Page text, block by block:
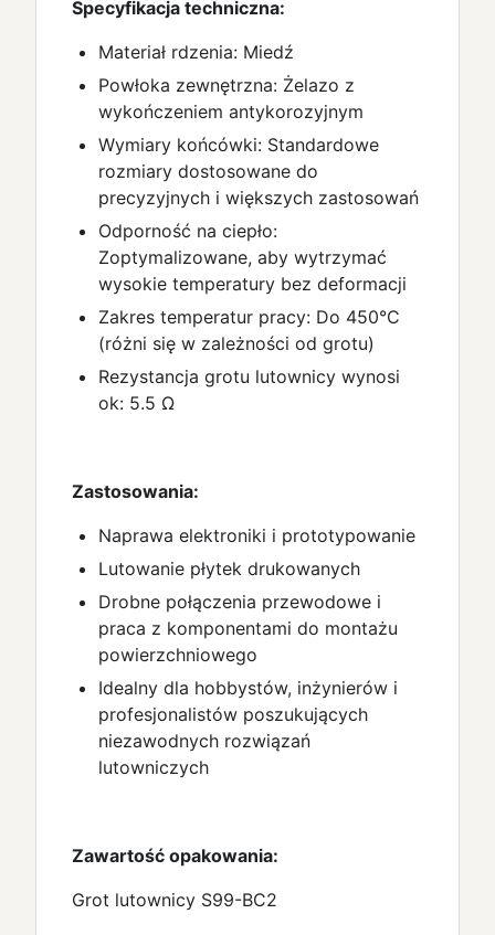
Specyfikacja techniczna:
Materiał rdzenia: Miedź
Powłoka zewnętrzna: Żelazo z
wykończeniem antykorozyjnym
Wymiary końcówki: Standardowe
rozmiary dostosowane do
precyzyjnych i większych zastosowań
Odporność na ciepło:
Zoptymalizowane, aby wytrzymać
wysokie temperatury bez deformacji
Zakres temperatur pracy: Do 450°C
(różni się w zależności od grotu)
Rezystancja grotu lutownicy wynosi
ok: 5.5 Ω
Zastosowania:
Naprawa elektroniki i prototypowanie
Lutowanie płytek drukowanych
Drobne połączenia przewodowe i
praca z komponentami do montażu
powierzchniowego
Idealny dla hobbystów, inżynierów i
profesjonalistów poszukujących
niezawodnych rozwiązań
lutowniczych
Zawartość opakowania:
Grot lutownicy S99-BC2